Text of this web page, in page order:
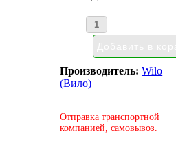
Производитель:Wilo
(Вило)
Отправка транспортной
компанией, самовывоз.